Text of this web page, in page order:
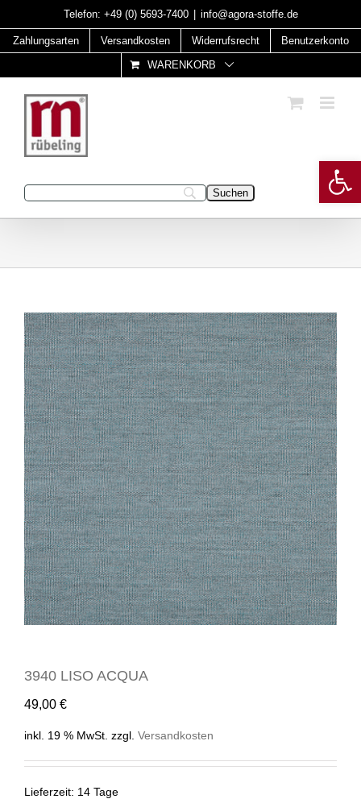
to
content
Telefon: +49 (0) 5693-7400 info@agora-stoffe.de
Zahlungsarten Versandkosten Widerrufsrecht
Benutzerkonto
WARENKORB
3940 LISO ACQUA
49,00 €
inkl. 19 % MwSt. zzgl. Versandkosten
Lieferzeit: 14 Tage